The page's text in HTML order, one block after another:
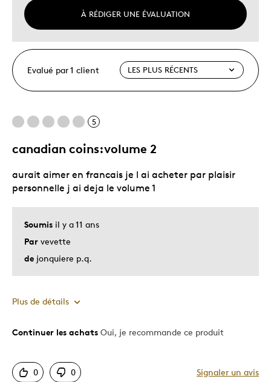
À RÉDIGER UNE ÉVALUATION
Evalué par 1 client
5
canadian coins:volume 2
Soumis il y a 11 ans
Par vevette
de jonquiere p.q.
aurait aimer en francais je l ai acheter par plaisir
personnelle j ai deja le volume 1
Plus de détails
Le pour
Motif attrayant
Continuer les achats Oui, je recommande ce produit
0 0 Signaler un avis